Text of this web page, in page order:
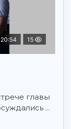
15
главы
...